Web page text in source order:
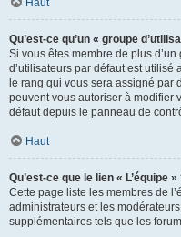
Haut
Qu’est-ce qu’un « groupe
Si vous êtes membre de plus
d’utilisateurs par défaut est
le rang qui vous sera assigné par
peuvent vous autoriser à modifier
défaut depuis le panneau de
Haut
Qu’est-ce que le lien « L’équipe »
Cette page liste les membres de
administrateurs et les
supplémentaires tels que les